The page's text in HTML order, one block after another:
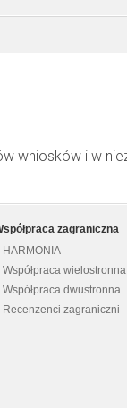
wniosków i w
zagraniczna
HARMONIA
Współpraca wielostronna
Współpraca dwustronna
Recenzenci zagraniczni